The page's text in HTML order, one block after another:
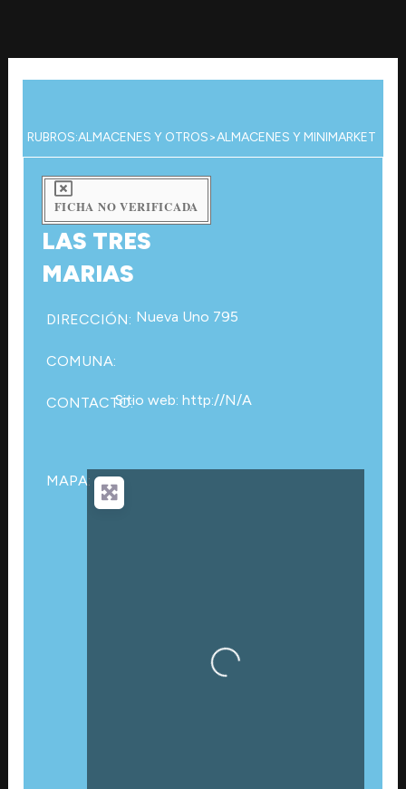
contenido
RUBROS:ALMACENES Y OTROS>ALMACENES Y MINIMARKET
FICHA NO VERIFICADA
LAS TRES
MARIAS
DIRECCIÓN: Nueva Uno 795
COMUNA:
CONTACTO:Sitio web: http://N/A
MAPA:
Cargando…